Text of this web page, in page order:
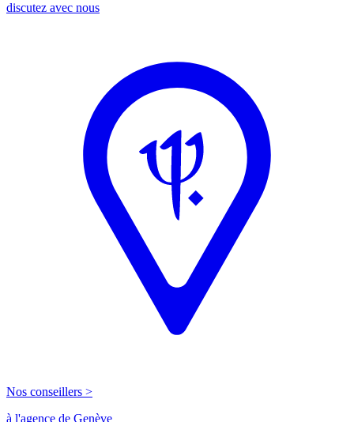
discutez avec nous
Nos conseillers >
à l'agence de Genève